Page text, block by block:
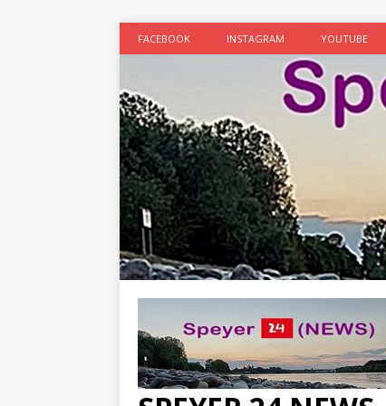
FACEBOOK INSTAGRAM YOUTUBE